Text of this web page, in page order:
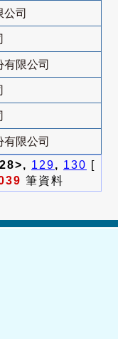
司
限公司
限公司
129, 130 [
筆資料